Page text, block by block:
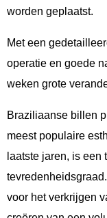
worden geplaatst.
Met een
operatie en goede
weken grote
Braziliaanse billen
meest populaire
laatste jaren, is
voor het verkrijgen